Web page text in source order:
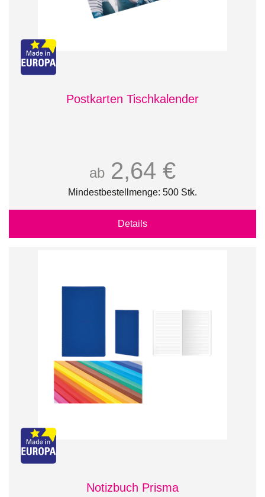
Postkarten Tischkalender
ab 2,64 €
Mindestbestellmenge: 500 Stk.
Details
Notizbuch Prisma